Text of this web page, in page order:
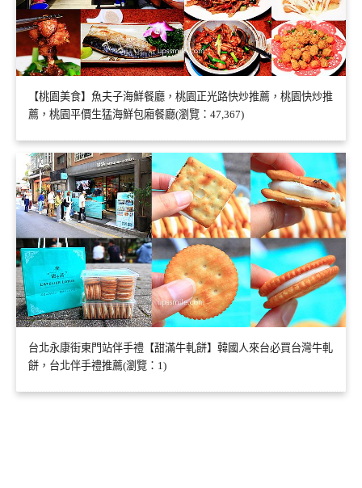
【桃園美食】魚夫子海鮮餐廳，桃園正光路快炒推薦，桃園快炒推
薦，桃園平價生猛海鮮包廂餐廳(瀏覽：47,367)
台北永康街東門站伴手禮【甜滿牛軋餅】韓國人來台必買台灣牛軋
餅，台北伴手禮推薦(瀏覽：1)